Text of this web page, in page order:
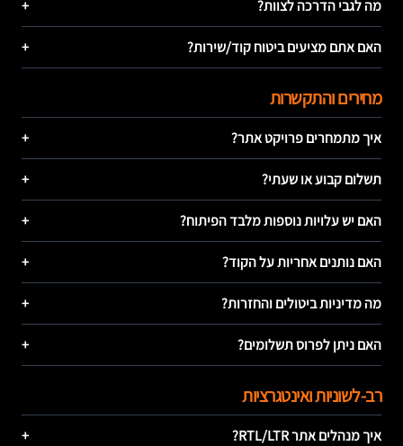
מה לגבי הדרכה לצוות? +
האם אתם מציעים ביטוח קוד/שירות? +
מחירים והתקשרות
איך מתמחרים פרויקט אתר? +
תשלום קבוע או שעתי? +
האם יש עלויות נוספות מלבד הפיתוח? +
האם נותנים אחריות על הקוד? +
מה מדיניות ביטולים והחזרות? +
האם ניתן לפרוס תשלומים? +
רב-לשוניות ואינטגרציות
איך מנהלים אתר RTL/LTR? +